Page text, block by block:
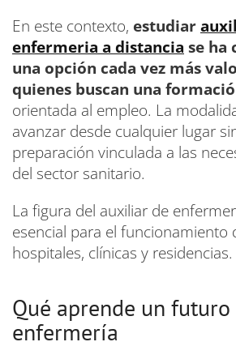
En este contexto, estudiar
enfermeria a distancia se ha
una opción cada vez más
quienes buscan una
orientada al empleo. La
avanzar desde cualquier lugar
preparación vinculada a las
del sector sanitario.
La figura del auxiliar de
esencial para el funcionamiento
hospitales, clínicas y residencias.
Qué aprende un
enfermería